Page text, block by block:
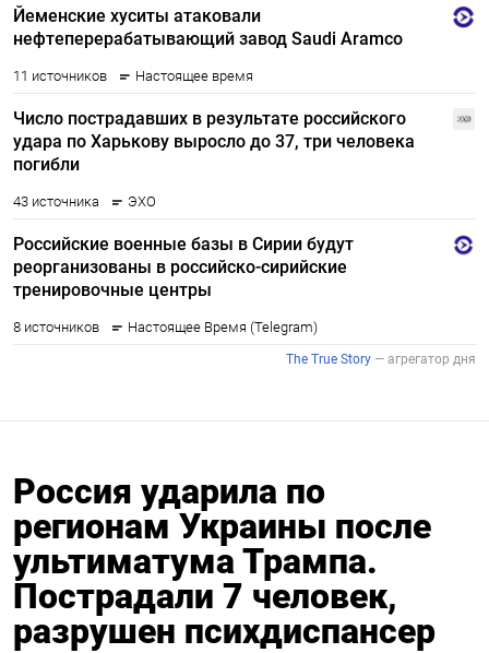
Россия ударила по
регионам Украины после
ультиматума Трампа.
Пострадали 7 человек,
разрушен психдиспансер